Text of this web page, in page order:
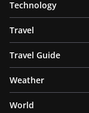
Technology
Travel
Travel Guide
Weather
World